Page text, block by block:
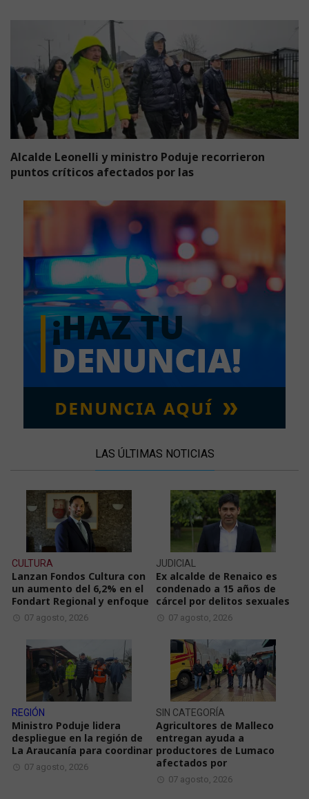
Alcalde Leonelli y ministro Poduje recorrieron
puntos críticos afectados por las
LAS ÚLTIMAS NOTICIAS
CULTURA
Lanzan Fondos Cultura con
un aumento del 6,2% en el
Fondart Regional y enfoque
07 agosto, 2026
JUDICIAL
Ex alcalde de Renaico es
condenado a 15 años de
cárcel por delitos sexuales
07 agosto, 2026
REGIÓN
Ministro Poduje lidera
despliegue en la región de
La Araucanía para coordinar
07 agosto, 2026
SIN CATEGORÍA
Agricultores de Malleco
entregan ayuda a
productores de Lumaco
afectados por
07 agosto, 2026